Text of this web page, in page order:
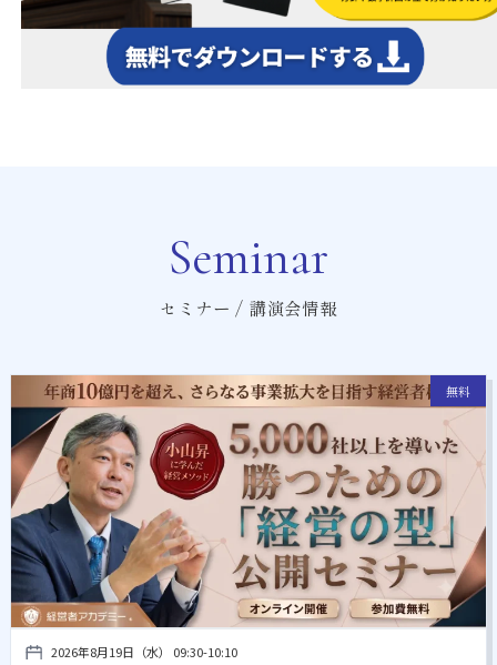
Seminar
セミナー / 講演会情報
無料
2026年8月19日（水） 09:30-10:10